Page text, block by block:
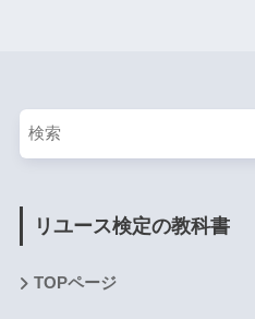
リユース検定の教科書
TOPページ